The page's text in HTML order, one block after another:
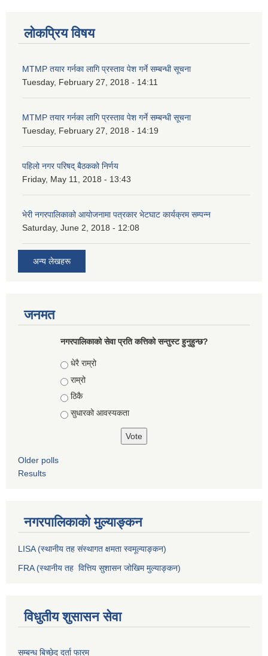
लोकप्रिय विषय
MTMP तयार गर्नका लागि प्रस्ताव पेश गर्ने सम्बन्धी सूचना
Tuesday, February 27, 2018 - 14:11
MTMP तयार गर्नका लागि प्रस्ताव पेश गर्ने सम्बन्धी सूचना
Tuesday, February 27, 2018 - 14:19
पहिलो नगर परिषद् बैठकको निर्णय
Friday, May 11, 2018 - 13:43
भेरी नगरपालिकाको आयोजनामा पत्रकार भेटघाट कार्यक्रम सम्पन्न
Saturday, June 2, 2018 - 12:08
अन्य लेखहरू
जनमत
नगरपालिकाको सेवा प्रति कत्तिको सन्तुस्ट हुनुहुन्छ?
Choices
धेरै राम्रो
राम्रो
ठिकै
सुधारको आवस्यकता
Older polls
Results
नगरपालिकाको मुल्याङ्कन
LISA (स्थानीय तह संस्थागत क्षमता स्वमूल्याङ्कन)
FRA (स्थानीय तह वित्तिय सुशासन जोखिम मुल्याङ्कन)
विधुतीय शुसासन सेवा
सम्बन्ध बिच्छेद दर्ता फारम